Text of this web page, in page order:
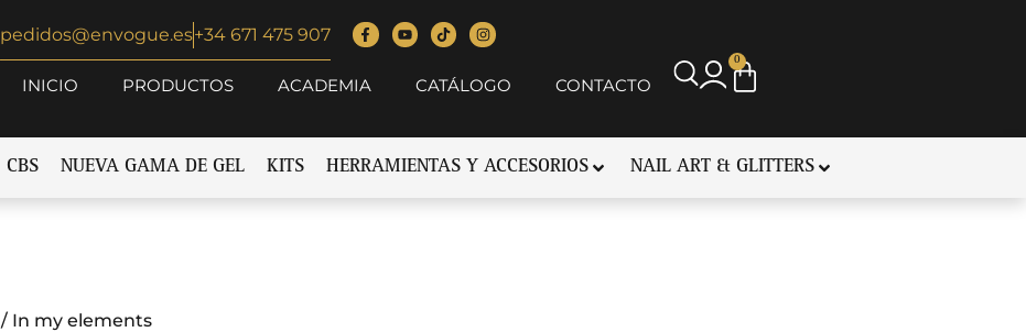
pedidos@envogue.es+34 671 475 907
INICIO PRODUCTOS ACADEMIA CATÁLOGO CONTACTO
0
CBS NUEVA GAMA DE GEL KITS HERRAMIENTAS Y ACCESORIOS NAIL ART & GLITTERS
/ In my elements